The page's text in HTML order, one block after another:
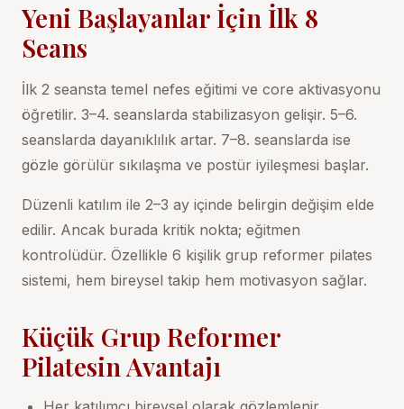
Yeni Başlayanlar İçin İlk 8
Seans
İlk 2 seansta temel nefes eğitimi ve core aktivasyonu
öğretilir. 3–4. seanslarda stabilizasyon gelişir. 5–6.
seanslarda dayanıklılık artar. 7–8. seanslarda ise
gözle görülür sıkılaşma ve postür iyileşmesi başlar.
Düzenli katılım ile 2–3 ay içinde belirgin değişim elde
edilir. Ancak burada kritik nokta; eğitmen
kontrolüdür. Özellikle 6 kişilik grup reformer pilates
sistemi, hem bireysel takip hem motivasyon sağlar.
Küçük Grup Reformer
Pilatesin Avantajı